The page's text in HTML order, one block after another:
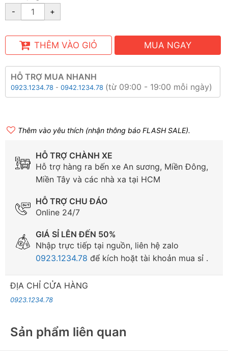
- +
THÊM VÀO GIỎ MUA NGAY
HỖ TRỢ MUA NHANH
0923.1234.78 - 0942.1234.78 (từ 09:00 - 19:00 mỗi ngày)
Thêm vào yêu thích (nhận thông báo FLASH SALE).
HỖ TRỢ CHÀNH XE
Hỗ trợ hàng ra bến xe An sương, Miền Đông,
Miền Tây và các nhà xa tại HCM
HỖ TRỢ CHU ĐÁO
Online 24/7
GIÁ SỈ LÊN ĐẾN 50%
Nhập trực tiếp tại nguồn, liên hệ zalo
0923.1234.78 để kích hoặt tài khoản mua sỉ .
ĐỊA CHỈ CỬA HÀNG
0923.1234.78
Sản phẩm liên quan